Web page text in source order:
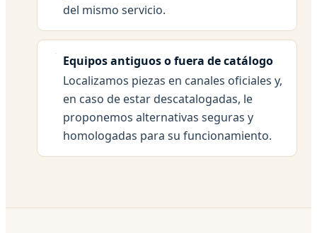
del mismo servicio.
Equipos antiguos o fuera de catálogo
Localizamos piezas en canales oficiales y,
en caso de estar descatalogadas, le
proponemos alternativas seguras y
homologadas para su funcionamiento.